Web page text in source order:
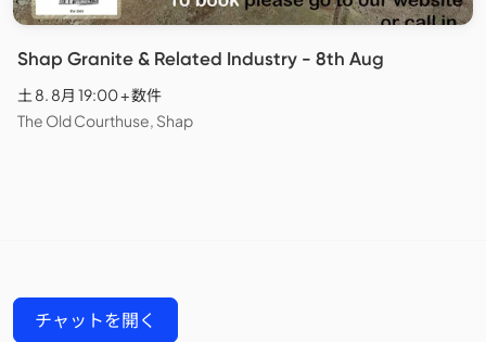
Shap Granite & Related Industry - 8th Aug
土 8. 8月 19:00 + 数件
The Old Courthuse, Shap
チャットを開く